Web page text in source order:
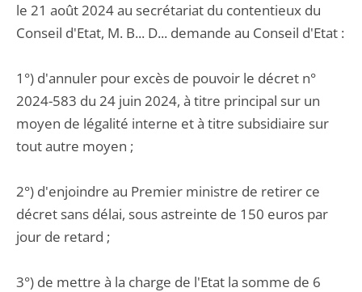
le 21 août 2024 au secrétariat du contentieux du
Conseil d'Etat, M. B... D... demande au Conseil d'Etat :
1°) d'annuler pour excès de pouvoir le décret n°
2024-583 du 24 juin 2024, à titre principal sur un
moyen de légalité interne et à titre subsidiaire sur
tout autre moyen ;
2°) d'enjoindre au Premier ministre de retirer ce
décret sans délai, sous astreinte de 150 euros par
jour de retard ;
3°) de mettre à la charge de l'Etat la somme de 6